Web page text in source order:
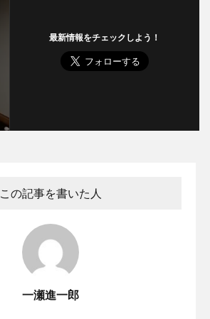
最新情報をチェックしよう！
この記事を書いた人
一瀬進一郎